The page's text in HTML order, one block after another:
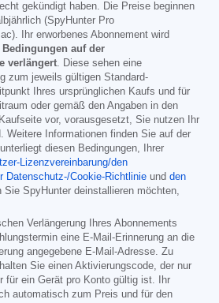
gekündigt haben. Die Preise beginnen
(SpyHunter Pro
Ihr erworbenes Abonnement wird
auf der
verlängert. Diese sehen eine
zum jeweils gültigen Standard-
Ihres ursprünglichen Kaufs und für
oder gemäß den Angaben in den
vor, vorausgesetzt, Sie nutzen Ihr
Weitere Informationen finden Sie auf der
diesen Bedingungen, Ihrer
Lizenzvereinbarung/den
Datenschutz-/Cookie-Richtlinie und den
Sie SpyHunter deinstallieren möchten,
Verlängerung Ihres Abonnements
eine E-Mail-Erinnerung an die
angegebene E-Mail-Adresse. Zu
Sie einen Aktivierungscode, der nur
für ein Gerät pro Konto gültig ist. Ihr
automatisch zum Preis und für den